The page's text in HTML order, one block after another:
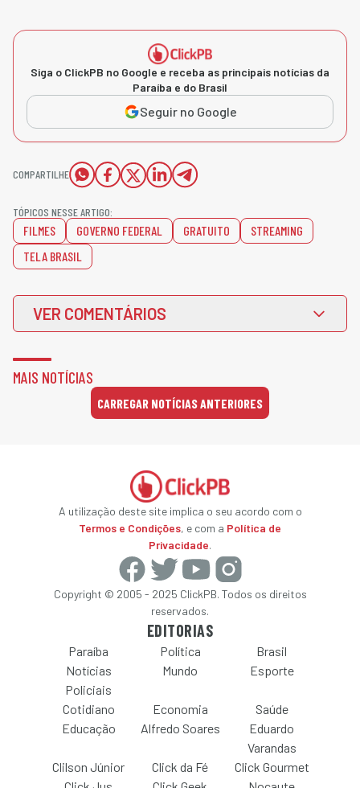
Siga o ClickPB no Google e receba as principais notícias da
Paraíba e do Brasil
Seguir no Google
COMPARTILHE
TÓPICOS NESSE ARTIGO:
FILMES GOVERNO FEDERAL GRATUITO
STREAMING
TELA BRASIL
VER COMENTÁRIOS
MAIS NOTÍCIAS
CARREGAR NOTÍCIAS ANTERIORES
A utilização deste site implica o seu acordo com o
Termos e Condições, e com a Política de
Privacidade.
Copyright © 2005 - 2025 ClickPB. Todos os direitos
reservados.
EDITORIAS
Paraíba Política
Brasil
Notícias
Policiais
Mundo Esporte
Cotidiano Economia
Saúde
Educação
Alfredo Soares
Eduardo
Varandas
Clilson Júnior
Click da Fé
Click Gourmet